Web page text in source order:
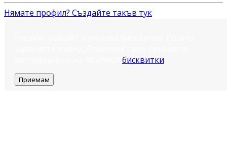
Нямате профил? Създайте такъв тук
бисквитки
Приемам